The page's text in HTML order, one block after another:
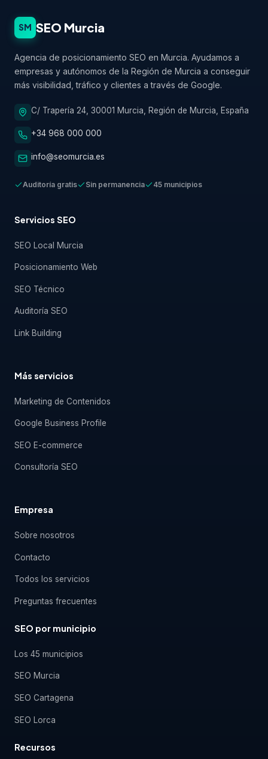
SM SEO Murcia
Agencia de posicionamiento SEO en Murcia. Ayudamos a
empresas y autónomos de la Región de Murcia a conseguir
más visibilidad, tráfico y clientes a través de Google.
C/ Trapería 24, 30001 Murcia, Región de Murcia, España
+34 968 000 000
info@seomurcia.es
Auditoría gratis Sin permanencia 45 municipios
Servicios SEO
SEO Local Murcia
Posicionamiento Web
SEO Técnico
Auditoría SEO
Link Building
Más servicios
Marketing de Contenidos
Google Business Profile
SEO E-commerce
Consultoría SEO
Empresa
Sobre nosotros
Contacto
Todos los servicios
Preguntas frecuentes
SEO por municipio
Los 45 municipios
SEO Murcia
SEO Cartagena
SEO Lorca
Recursos